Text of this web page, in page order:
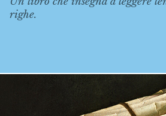
righe.